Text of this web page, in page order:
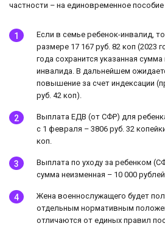
частности – на единовременное
Если в семье ребенок-инвалид,
размере 17 167 руб. 82 коп (2023
года сохранится указанная
инвалида. В дальнейшем
повышение за счет индексации
руб. 42 коп).
Выплата ЕДВ (от СФР) для
с 1 февраля – 3806 руб. 32
коп.
Выплата по уходу за ребенком
сумма неизменная – 10 000
Жена военнослужащего будет
отдельным нормативным
отличаются от единых правил